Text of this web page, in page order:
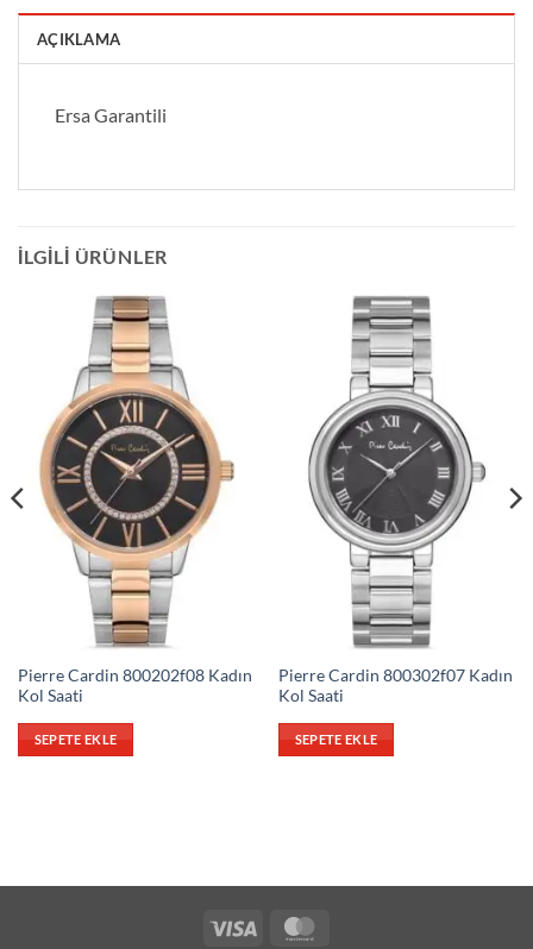
AÇIKLAMA
Ersa Garantili
İLGILI ÜRÜNLER
Pierre Cardin 800202f08 Kadın
Kol Saati
SEPETE EKLE
Pierre Cardin 800302f07 Kadın
Kol Saati
SEPETE EKLE
Visa